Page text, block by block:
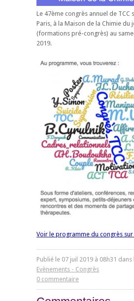
Le 47ème congrès annuel de TCC
Paris, à la Maison de la Chimie du
(formations pré-congrès) au
2019.
Voir le programme du congrès sur
Publié le 07 juil 2019 à 08h31
Evènements - Congrès
0 commentaire